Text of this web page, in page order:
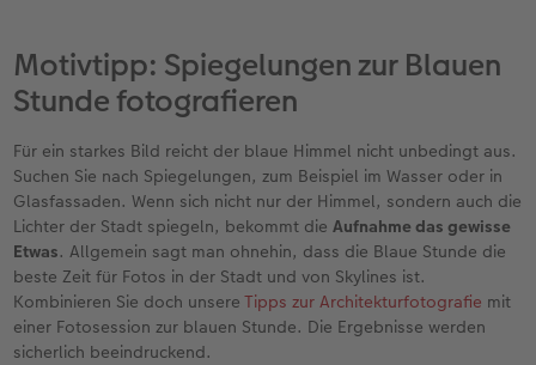
Motivtipp: Spiegelungen zur Blauen
Stunde fotografieren
Für ein starkes Bild reicht der blaue Himmel nicht unbedingt aus.
Suchen Sie nach Spiegelungen, zum Beispiel im Wasser oder in
Glasfassaden. Wenn sich nicht nur der Himmel, sondern auch die
Lichter der Stadt spiegeln, bekommt dieAufnahme das gewisse
Etwas. Allgemein sagt man ohnehin, dass die Blaue Stunde die
beste Zeit für Fotos in der Stadt und von Skylines ist.
Kombinieren Sie doch unsereTipps zur Architekturfotografie mit
einer Fotosession zur blauen Stunde. Die Ergebnisse werden
sicherlich beeindruckend.